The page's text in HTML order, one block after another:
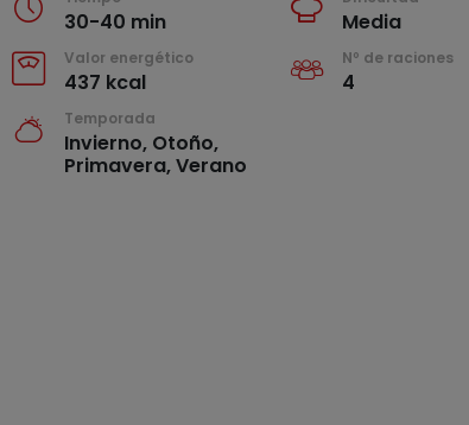
30-40 min Media
Valor energético
437 kcal
Nº de raciones
4
Temporada
Invierno, Otoño,
Primavera, Verano